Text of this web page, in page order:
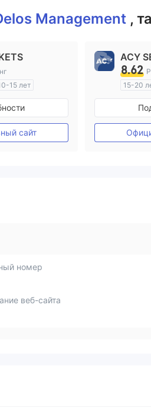
Management ,
15 лет
в Австралия
(MM)
MT4
сайт
ACY
8.62
15-20
номер
веб-сайта